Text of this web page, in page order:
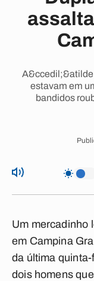
estavam em
bandidos
Um mercadinho
em Campina
da última
dois homens